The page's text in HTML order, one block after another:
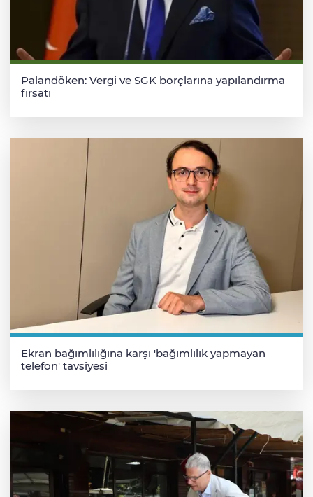
Palandöken: Vergi ve SGK borçlarına yapılandırma
fırsatı
Ekran bağımlılığına karşı 'bağımlılık yapmayan
telefon' tavsiyesi